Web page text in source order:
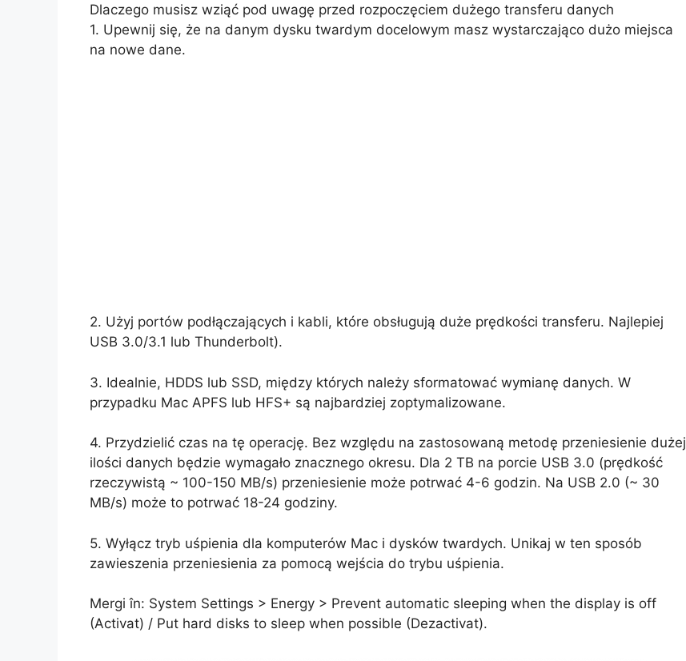
Dlaczego musisz wziąć pod uwagę przed rozpoczęciem dużego transferu danych
1. Upewnij się, że na danym dysku twardym docelowym masz wystarczająco dużo miejsca
na nowe dane.
2. Użyj portów podłączających i kabli, które obsługują duże prędkości transferu. Najlepiej
USB 3.0/3.1 lub Thunderbolt).
3. Idealnie, HDDS lub SSD, między których należy sformatować wymianę danych. W
przypadku Mac APFS lub HFS+ są najbardziej zoptymalizowane.
4. Przydzielić czas na tę operację. Bez względu na zastosowaną metodę przeniesienie dużej
ilości danych będzie wymagało znacznego okresu. Dla 2 TB na porcie USB 3.0 (prędkość
rzeczywistą ~ 100-150 MB/s) przeniesienie może potrwać 4-6 godzin. Na USB 2.0 (~ 30
MB/s) może to potrwać 18-24 godziny.
5. Wyłącz tryb uśpienia dla komputerów Mac i dysków twardych. Unikaj w ten sposób
zawieszenia przeniesienia za pomocą wejścia do trybu uśpienia.
Mergi în: System Settings > Energy > Prevent automatic sleeping when the display is off
(Activat) / Put hard disks to sleep when possible (Dezactivat).